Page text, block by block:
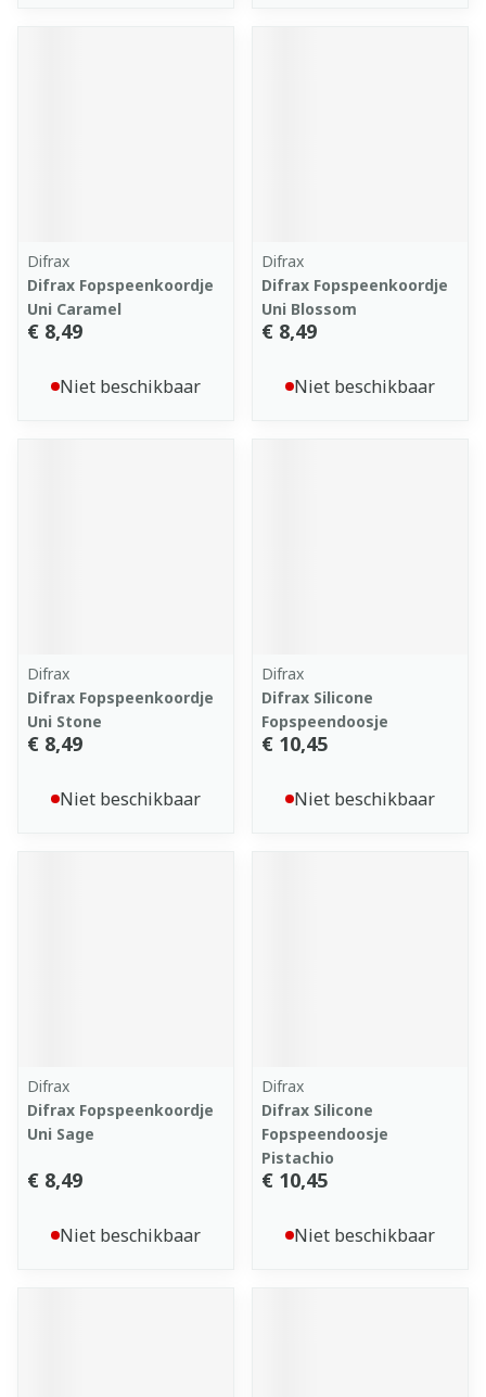
Difrax
Difrax Fopspeenkoordje
Uni Caramel
€ 8,49
Niet beschikbaar
Difrax
Difrax Fopspeenkoordje
Uni Blossom
€ 8,49
Niet beschikbaar
Difrax
Difrax Fopspeenkoordje
Uni Stone
€ 8,49
Niet beschikbaar
Difrax
Difrax Silicone
Fopspeendoosje
€ 10,45
Niet beschikbaar
Difrax
Difrax Fopspeenkoordje
Uni Sage
€ 8,49
Niet beschikbaar
Difrax
Difrax Silicone
Fopspeendoosje
Pistachio
€ 10,45
Niet beschikbaar